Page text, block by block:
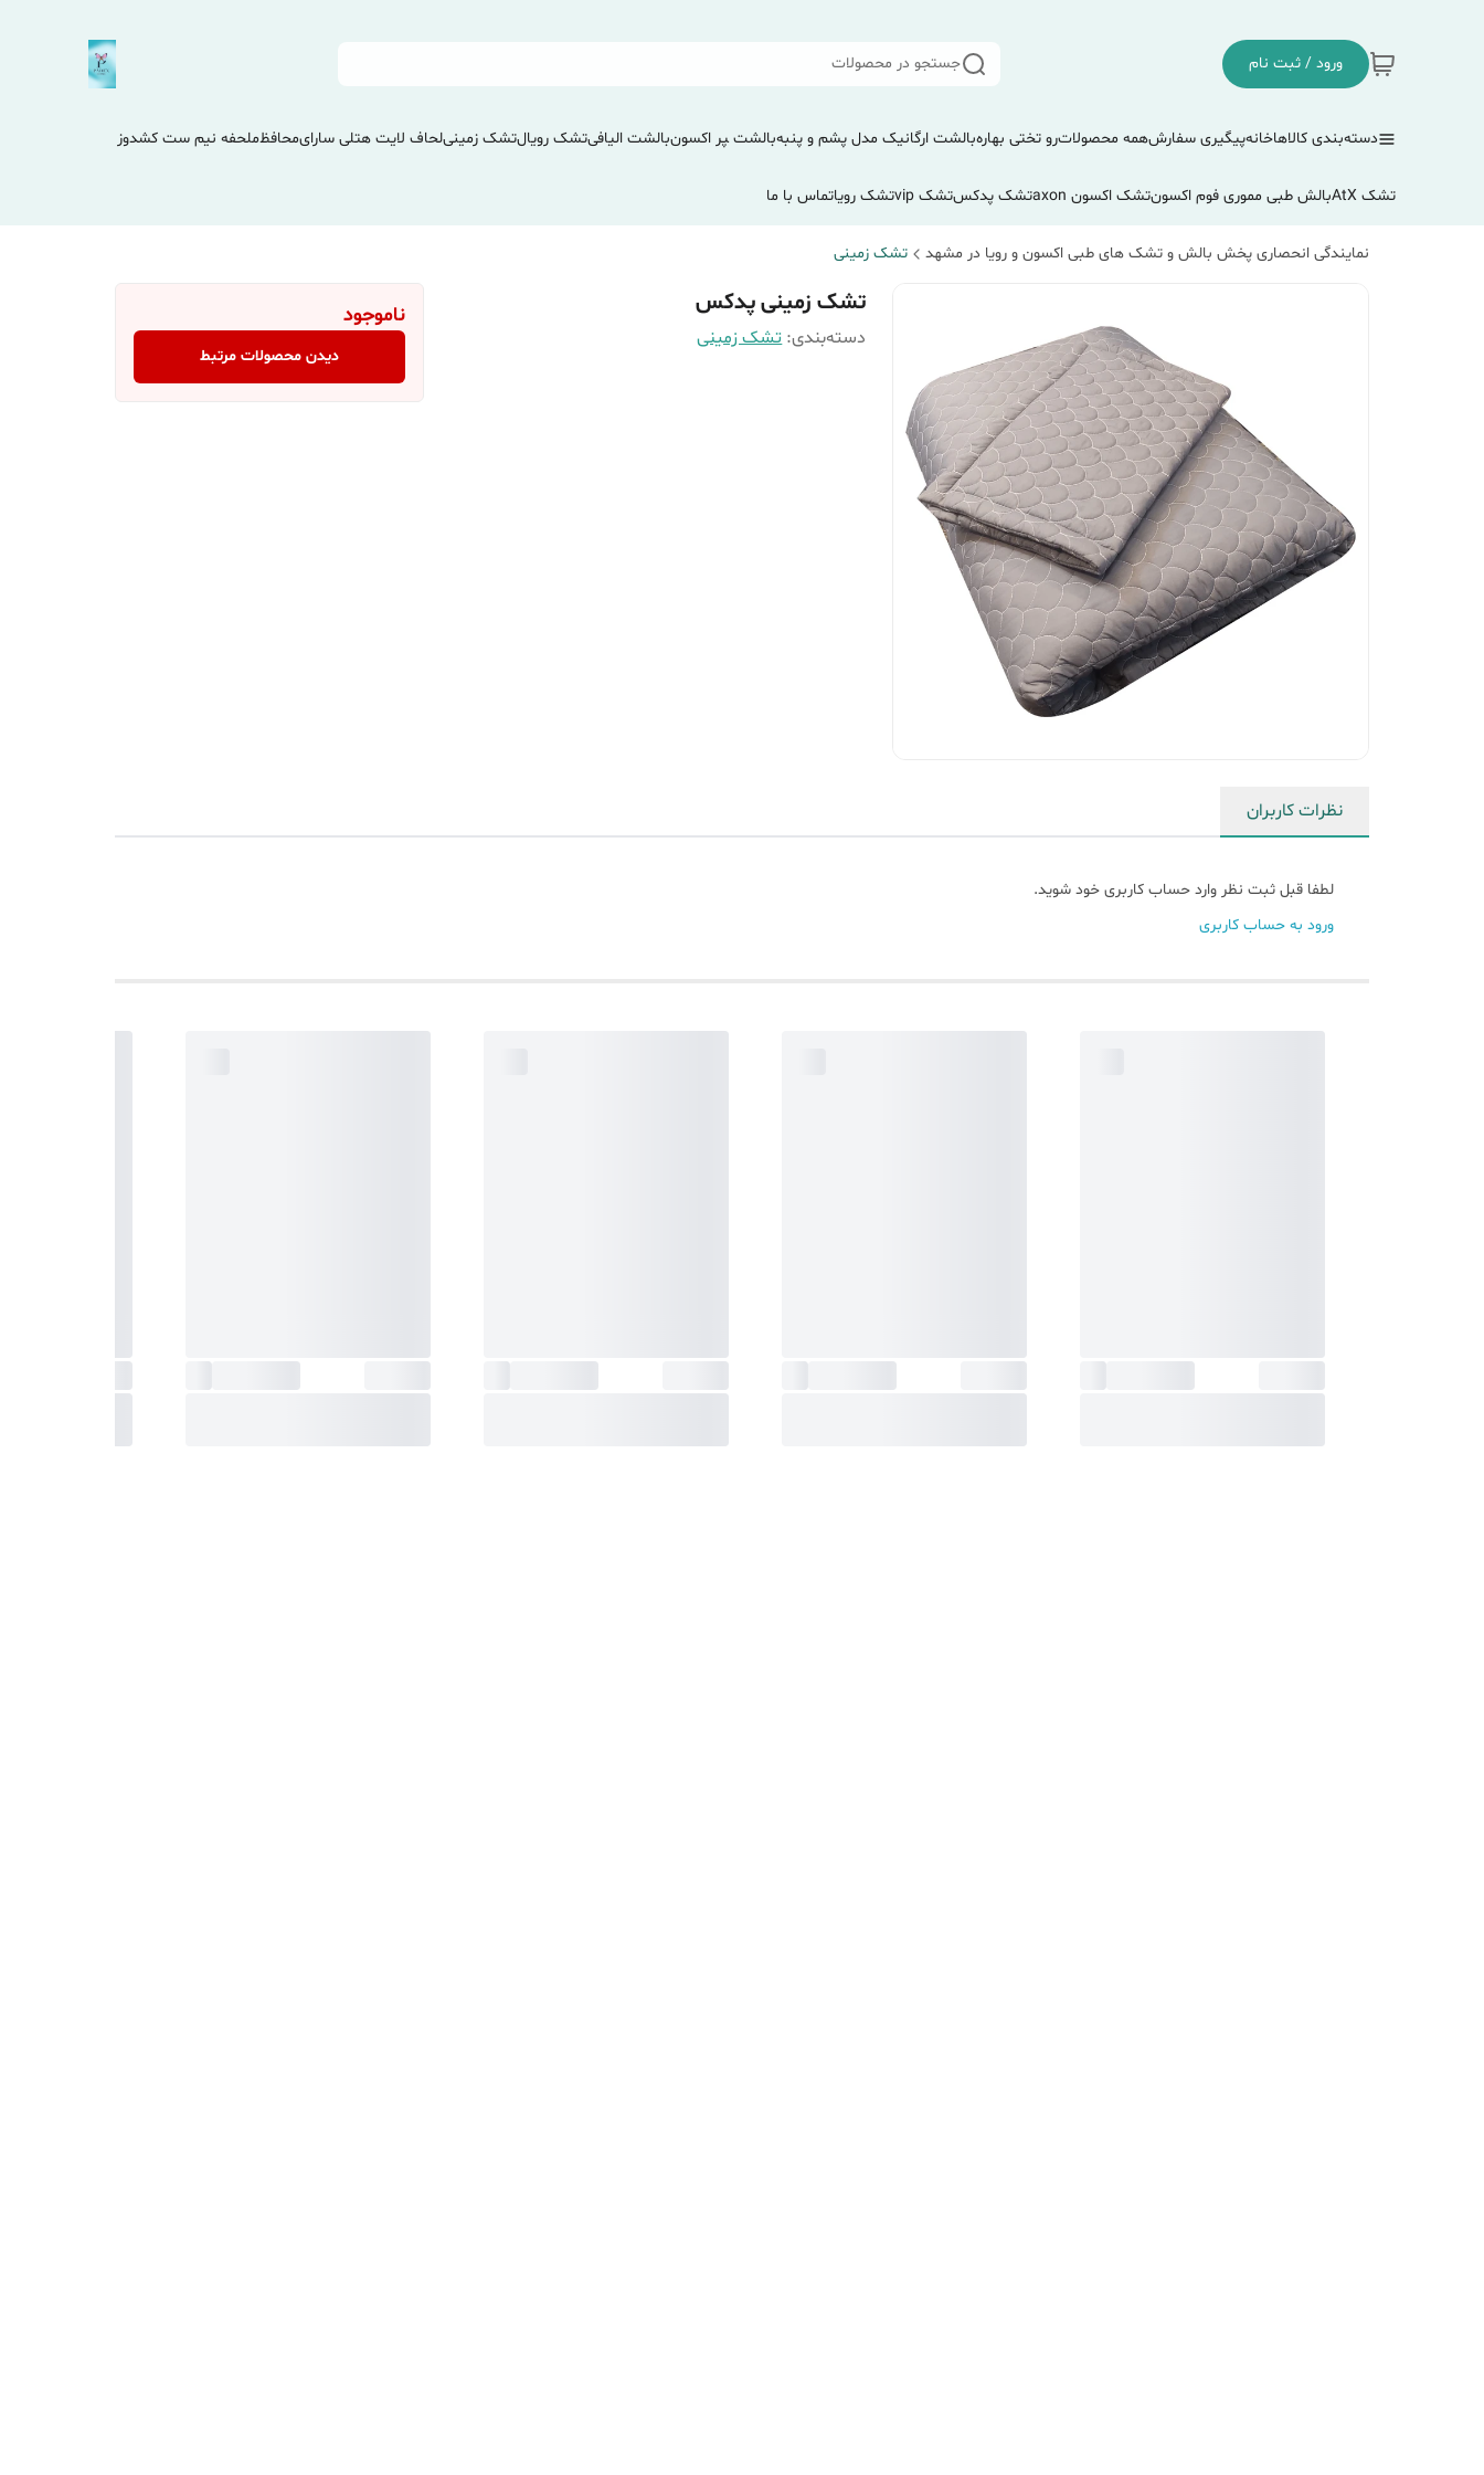
ورود / ثبت نام جستجو در محصولات
دسته‌بندی کالاهاخانهپیگیری سفارشهمه محصولاترو تختی بهارهبالشت ارگانیک مدل پشم و پنبهبالشت ‍‍‍پر اکسونبالشت الیافیتشک رویالتشک زمینیلحاف لایت هتلی سارایمحافظملحفه نیم ست کشدوز
تشک AtX بالش طبی مموری فوم اکسونتشک اکسون axon تشک پدکستشک vip تشک رویاتماس با ما
نمایندگی انحصاری پخش بالش و تشک های طبی اکسون و رویا در مشهد تشک زمینی
تشک زمینی پدکس
دسته‌بندی:تشک زمینی
ناموجود
دیدن محصولات مرتبط
نظرات کاربران
لطفا قبل ثبت نظر وارد حساب کاربری خود شوید.
ورود به حساب کاربری